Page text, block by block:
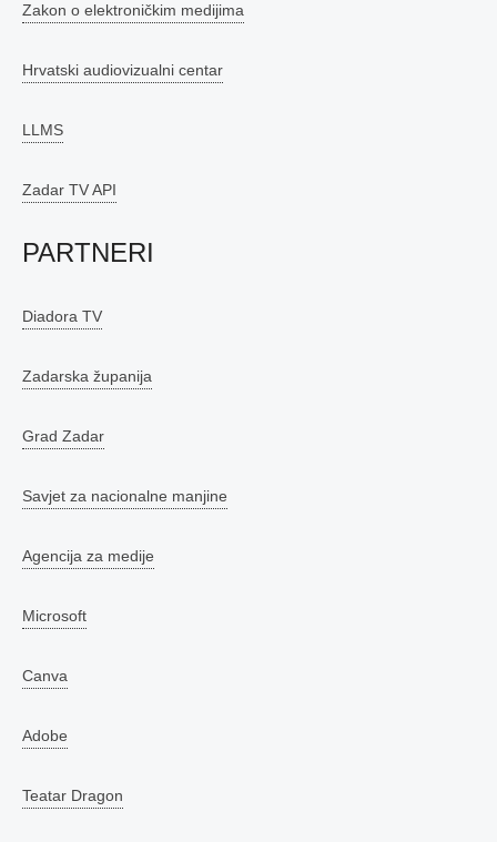
Zakon o elektroničkim medijima
Hrvatski audiovizualni centar
LLMS
Zadar TV API
PARTNERI
Diadora TV
Zadarska županija
Grad Zadar
Savjet za nacionalne manjine
Agencija za medije
Microsoft
Canva
Adobe
Teatar Dragon